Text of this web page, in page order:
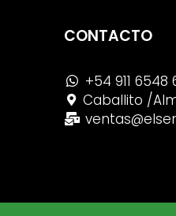
CONTACTO
+54 911 6548
Caballito /